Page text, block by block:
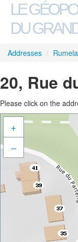
LE
DU
Addresses /
20, Rue
Please click on the
+
–